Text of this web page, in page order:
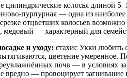
цилиндрические колосья длиной
пурпурная — одна из
отцветших колосьев
медовый — характерный для
и уходу: стахис Укки любить
цветение умеренное.
почв — в условиях
вредно — провоцирует загнивание